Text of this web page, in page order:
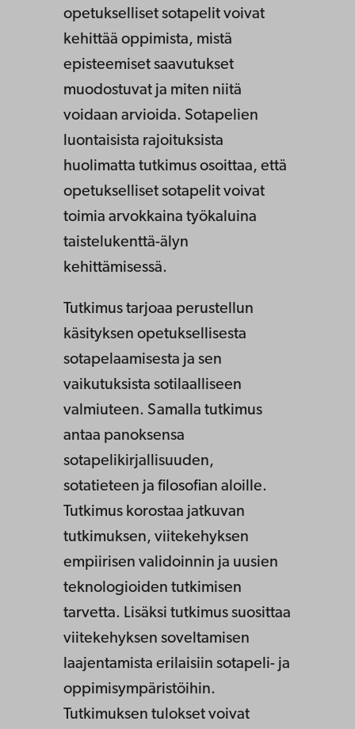
opetukselliset sotapelit voivat
kehittää oppimista, mistä
episteemiset saavutukset
muodostuvat ja miten niitä
voidaan arvioida. Sotapelien
luontaisista rajoituksista
huolimatta tutkimus osoittaa, että
opetukselliset sotapelit voivat
toimia arvokkaina työkaluina
taistelukenttä-älyn
kehittämisessä.
Tutkimus tarjoaa perustellun
käsityksen opetuksellisesta
sotapelaamisesta ja sen
vaikutuksista sotilaalliseen
valmiuteen. Samalla tutkimus
antaa panoksensa
sotapelikirjallisuuden,
sotatieteen ja filosofian aloille.
Tutkimus korostaa jatkuvan
tutkimuksen, viitekehyksen
empiirisen validoinnin ja uusien
teknologioiden tutkimisen
tarvetta. Lisäksi tutkimus suosittaa
viitekehyksen soveltamisen
laajentamista erilaisiin sotapeli- ja
oppimisympäristöihin.
Tutkimuksen tulokset voivat